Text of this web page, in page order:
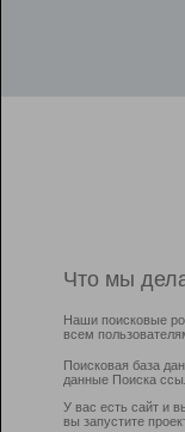
Что мы
Наши поисковые
всем
Поисковая база
данные Поиска
У вас есть сайт и
вы запустите